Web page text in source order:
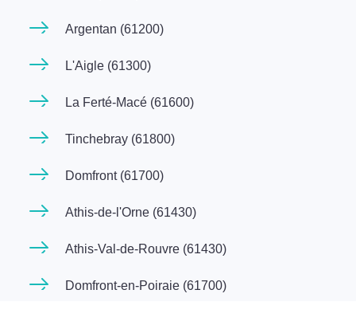
Argentan (61200)
L'Aigle (61300)
La Ferté-Macé (61600)
Tinchebray (61800)
Domfront (61700)
Athis-de-l'Orne (61430)
Athis-Val-de-Rouvre (61430)
Domfront-en-Poiraie (61700)